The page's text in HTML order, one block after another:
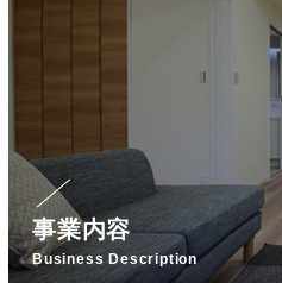
事業内容
Business Description